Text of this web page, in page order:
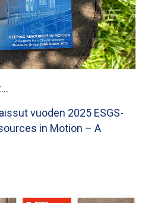
vuoden 2025 ESGS-
in Motion – A